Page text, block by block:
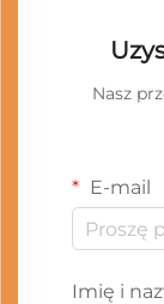
Nasz
E-mail
Imię i